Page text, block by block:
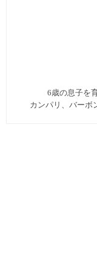
6歳の息子を
カンパリ、バーボ